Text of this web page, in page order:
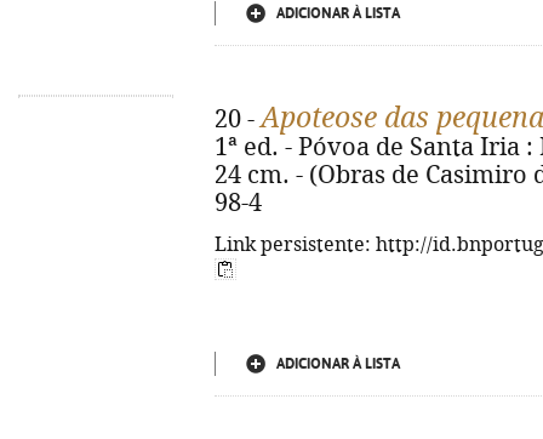
ADICIONAR À LISTA
20 -Apoteose das
1ª ed. - Póvoa de Santa Iria
24 cm. - (Obras de Casimiro
98-4
Link persistente: http://
ADICIONAR À LISTA